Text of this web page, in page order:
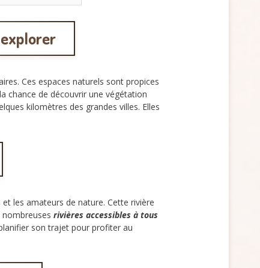
Ces espaces naturels sont propices
chance de découvrir une végétation
kilomètres des grandes villes. Elles
les amateurs de nature. Cette rivière
nombreuses rivières accessibles à tous
son trajet pour profiter au